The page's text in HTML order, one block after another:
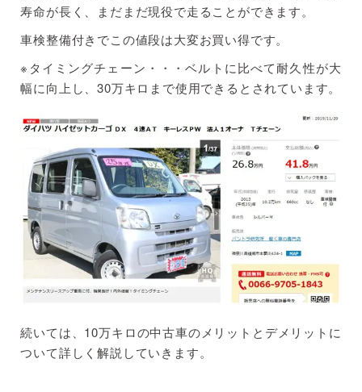
寿命が長く、まだまだ現役で走ることができます。
車検整備付きでこの値段は大変お買い得です。
※タイミングチェーン・・・ベルトに比べて耐久性が大
幅に向上し、30万キロまで使用できるとされています。
続いては、10万キロの中古車のメリットとデメリットに
ついて詳しく解説していきます。